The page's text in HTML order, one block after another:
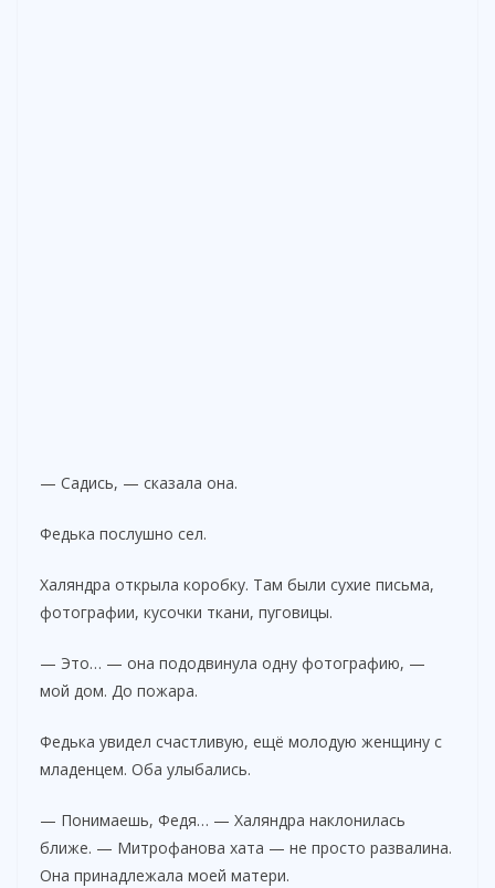
— Садись, — сказала она.
Федька послушно сел.
Халяндра открыла коробку. Там были сухие письма,
фотографии, кусочки ткани, пуговицы.
— Это… — она пододвинула одну фотографию, —
мой дом. До пожара.
Федька увидел счастливую, ещё молодую женщину с
младенцем. Оба улыбались.
— Понимаешь, Федя… — Халяндра наклонилась
ближе. — Митрофанова хата — не просто развалина.
Она принадлежала моей матери.